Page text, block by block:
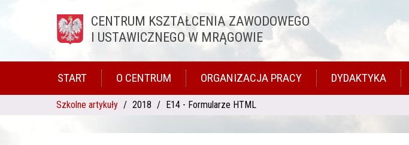
Przejdź do treści
CENTRUM KSZTAŁCENIA ZAWODOWEGO
I USTAWICZNEGO W MRĄGOWIE
START O CENTRUM ORGANIZACJA PRACY DYDAKTYKA
Szkolne artykuły 2018 E14 - Formularze HTML